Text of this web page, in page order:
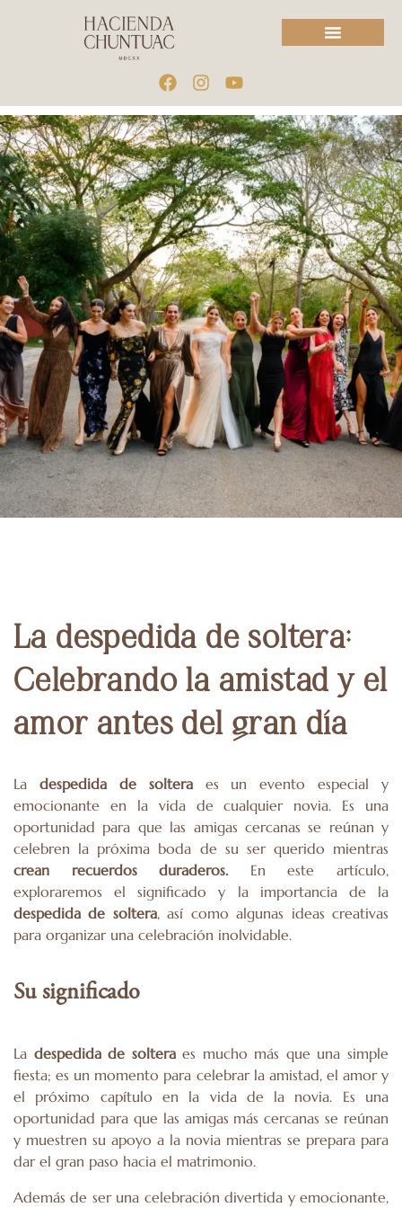
La despedida de soltera:
Celebrando la amistad y el
amor antes del gran día
La despedida de soltera es un evento especial y
emocionante en la vida de cualquier novia. Es una
oportunidad para que las amigas cercanas se reúnan y
celebren la próxima boda de su ser querido mientras
crean recuerdos duraderos. En este artículo,
exploraremos el significado y la importancia de la
despedida de soltera, así como algunas ideas creativas
para organizar una celebración inolvidable.
Su significado
La despedida de solteraes mucho más que una simple
fiesta; es un momento para celebrar la amistad, el amor y
el próximo capítulo en la vida de la novia. Es una
oportunidad para que las amigas más cercanas se reúnan
y muestren su apoyo a la novia mientras se prepara para
dar el gran paso hacia el matrimonio.
Además de ser una celebración divertida y emocionante,